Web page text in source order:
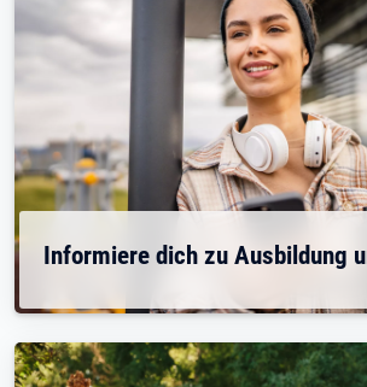
Informiere dich zu Ausbildung